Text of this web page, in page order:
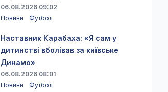
06.08.2026 09:02
Новини
Футбол
Наставник Карабаха: «Я сам у
дитинстві вболівав за київське
Динамо»
06.08.2026 08:01
Новини
Футбол